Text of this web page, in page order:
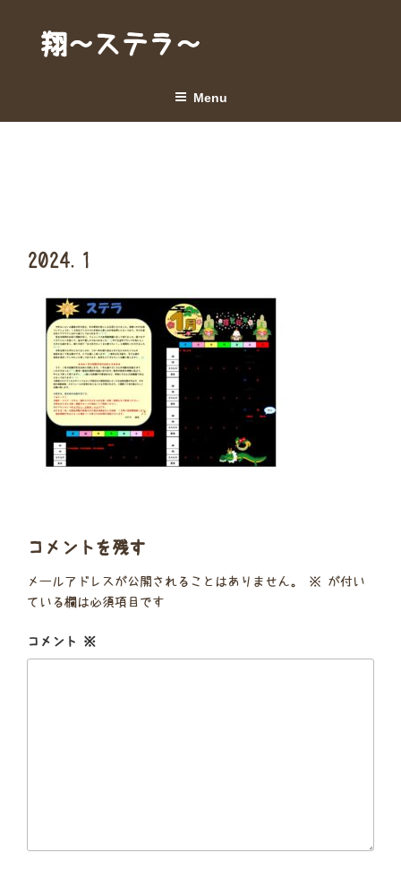
content翔～ステラ～
Menu
2024.1
コメントを残す
メールアドレスが公開されることはありません。 ※ が付い
ている欄は必須項目です
コメント ※